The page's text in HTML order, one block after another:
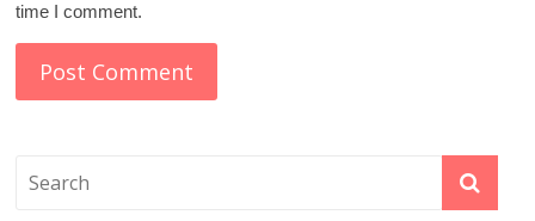
time I comment.